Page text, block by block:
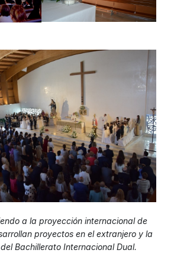
a la proyección internacional de
proyectos en el extranjero y la
Bachillerato Internacional Dual.